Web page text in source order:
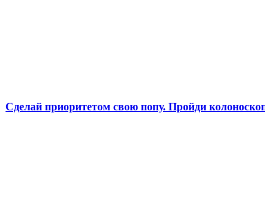
Сделай приоритетом свою попу. Пройди